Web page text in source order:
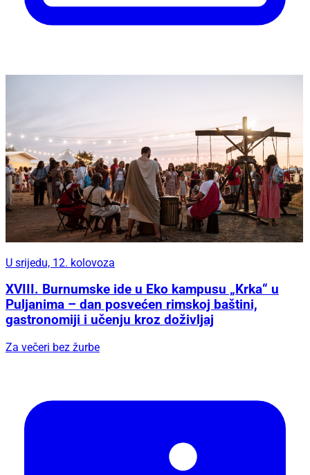
U srijedu, 12. kolovoza
XVIII. Burnumske ide u Eko kampusu „Krka“ u
Puljanima – dan posvećen rimskoj baštini,
gastronomiji i učenju kroz doživljaj
Za večeri bez žurbe